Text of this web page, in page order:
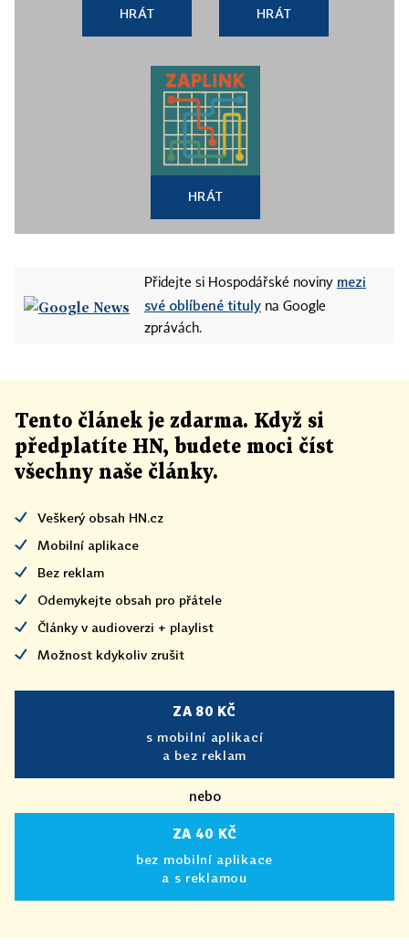
HRÁT HRÁT
HRÁT
Přidejte si Hospodářské noviny mezi
své oblíbené tituly na Google
zprávách.
Tento článek je zdarma. Když si
předplatíte HN, budete moci číst
všechny naše články.
Veškerý obsah HN.cz
Mobilní aplikace
Bez reklam
Odemykejte obsah pro přátele
Články v audioverzi + playlist
Možnost kdykoliv zrušit
ZA 80 KČ
s mobilní aplikací
a bez reklam
nebo
ZA 40 KČ
bez mobilní aplikace
a s reklamou